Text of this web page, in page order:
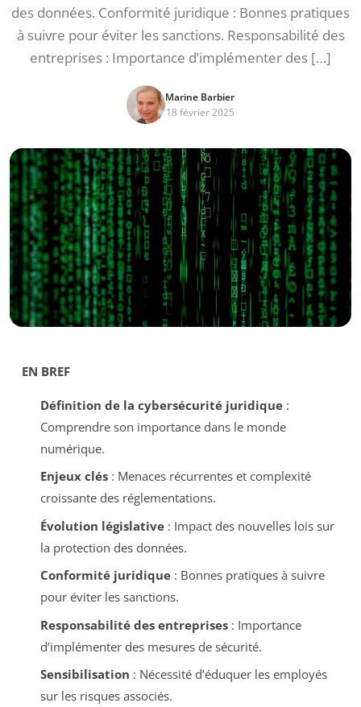
des données. Conformité juridique : Bonnes pratiques
à suivre pour éviter les sanctions. Responsabilité des
entreprises : Importance d’implémenter des […]
Marine Barbier
18 février 2025
EN BREF
Définition de la cybersécurité juridique:
Comprendre son importance dans le monde
numérique.
Enjeux clés: Menaces récurrentes et complexité
croissante des réglementations.
Évolution législative: Impact des nouvelles lois sur
la protection des données.
Conformité juridique: Bonnes pratiques à suivre
pour éviter les sanctions.
Responsabilité des entreprises: Importance
d’implémenter des mesures de sécurité.
Sensibilisation : Nécessité d’éduquer les employés
sur les risques associés.